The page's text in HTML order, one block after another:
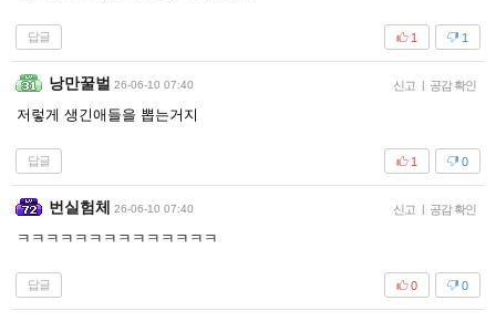
답글 1
1
낭만꿀벌 26-06-10 07:40 신고 | 공감 확인
저렇게 생긴애들을 뽑는거지
답글 0
1
번실험체 26-06-10 07:40 신고 | 공감 확인
ㅋㅋㅋㅋㅋㅋㅋㅋㅋㅋㅋㅋㅋㅋ
답글 0
0